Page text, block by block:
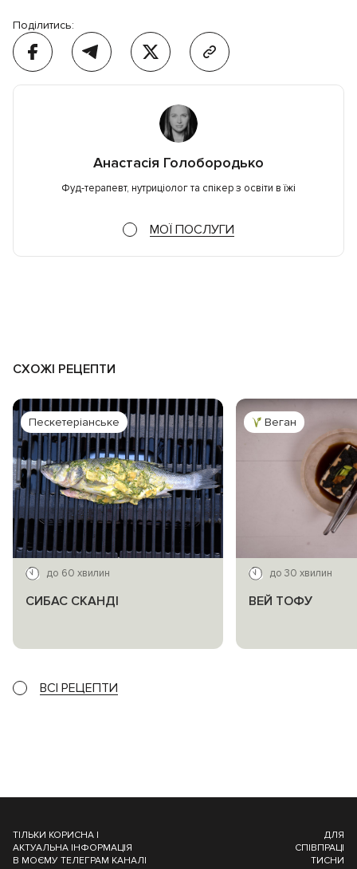
Поділитись:
Анастасія Голобородько
Фуд-терапевт, нутриціолог та спікер з освіти в їжі
МОЇ ПОСЛУГИ
СХОЖІ РЕЦЕПТИ
Пескетеріанське
до 60 хвилин
СИБАС СКАНДІ
Веган
до 30 хвилин
ВЕЙ ТОФУ
ВСІ РЕЦЕПТИ
ТІЛЬКИ КОРИСНА І
АКТУАЛЬНА ІНФОРМАЦІЯ
В МОЄМУ ТЕЛЕГРАМ КАНАЛІ
ДЛЯ
СПІВПРАЦІ
ТИСНИ